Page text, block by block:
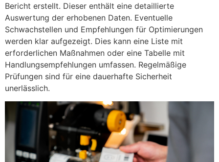
Bericht erstellt. Dieser enthält eine detaillierte
Auswertung der erhobenen Daten. Eventuelle
Schwachstellen und Empfehlungen für Optimierungen
werden klar aufgezeigt. Dies kann eine Liste mit
erforderlichen Maßnahmen oder eine Tabelle mit
Handlungsempfehlungen umfassen. Regelmäßige
Prüfungen sind für eine dauerhafte Sicherheit
unerlässlich.